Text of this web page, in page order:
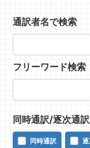
通訳者名で検索
フリーワード検索
同時通訳/逐次通
同時通訳